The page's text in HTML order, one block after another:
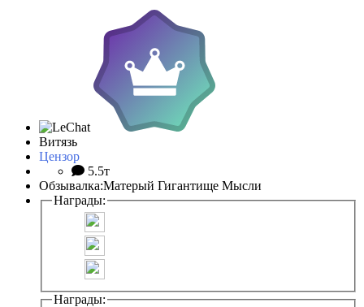
Витязь
Цензор
5.5т
Обзывалка:Матерый Гигантище Мысли
Награды:
Награды: